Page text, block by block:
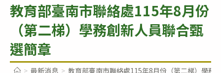
教育部臺南市聯絡處115年8月份
（第二梯）學務創新人員聯合甄
選簡章
> 最新消息 > 教育部臺南市聯絡處115年8月份（第二梯）學務